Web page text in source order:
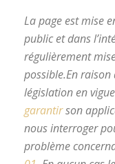
La page est mise
public et dans
régulièrement
possible.En raison
législation en
garantirson
nous interroger
problème